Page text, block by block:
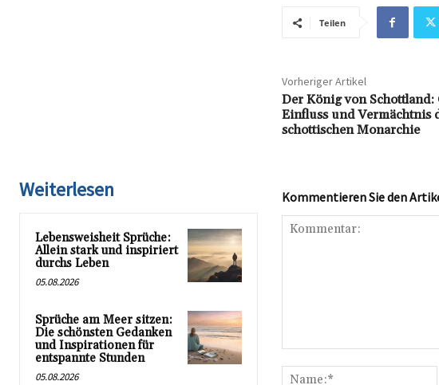
Teilen
Vorheriger Artikel
Der König von Schottland:
Einfluss und Vermächtnis
schottischen Monarchie
Weiterlesen
Lebensweisheit Sprüche:
Allein stark und inspiriert
durchs Leben
05.08.2026
Sprüche am Meer sitzen:
Die schönsten Gedanken
und Inspirationen für
entspannte Stunden
05.08.2026
Kommentieren Sie den